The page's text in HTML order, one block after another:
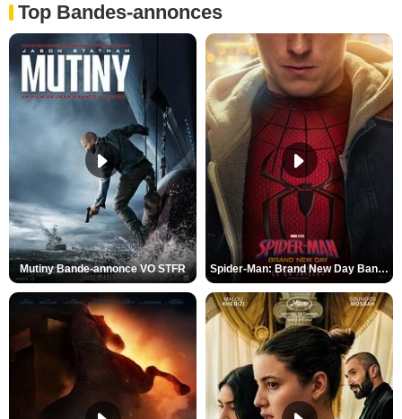
Top Bandes-annonces
Mutiny Bande-annonce VO STFR Spider-Man: Brand New Day Bande-annonce VO STFR